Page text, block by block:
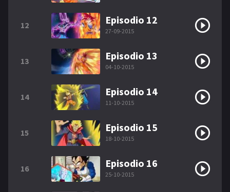
12 Episodio 12
27-09-2015
13 Episodio 13
04-10-2015
14 Episodio 14
11-10-2015
15 Episodio 15
18-10-2015
16 Episodio 16
25-10-2015